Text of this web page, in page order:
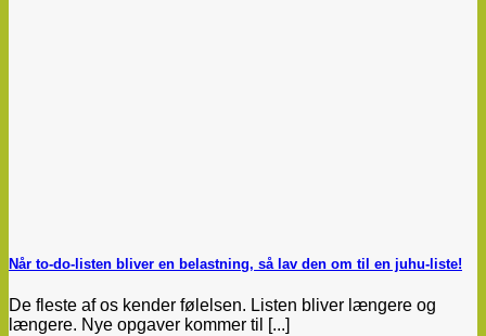
Når to-do-listen bliver en belastning, så lav den om til en juhu-liste!
De fleste af os kender følelsen. Listen bliver længere og
længere. Nye opgaver kommer til [...]